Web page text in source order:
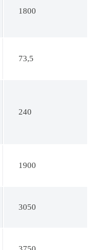
1800
73,5
240
1900
3050